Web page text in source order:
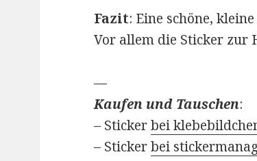
Fazit: Eine schöne,
Vor allem die Sticker zur
—
Kaufen und Tauschen:
– Stickerbei
– Stickerbei